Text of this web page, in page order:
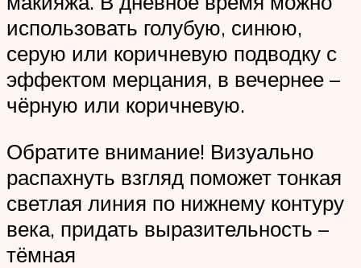
использовать голубую, синюю,
серую или коричневую подводку с
эффектом мерцания, в вечернее –
чёрную или коричневую.
Обратите внимание! Визуально
распахнуть взгляд поможет тонкая
светлая линия по нижнему контуру
века, придать выразительность –
тёмная